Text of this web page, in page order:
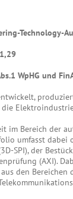
Technology-
WpHG und
im Bereich der
umfasst dabei
SPI), der
(AXI).
den